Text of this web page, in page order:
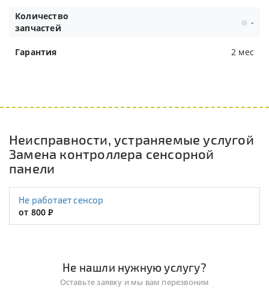
Количество
запчастей
-
Гарантия 2 мес
Неисправности, устраняемые услугой
Замена контроллера сенсорной
панели
Не работает сенсор
от 800Р
Не нашли нужную услугу?
Оставьте заявку и мы вам перезвоним